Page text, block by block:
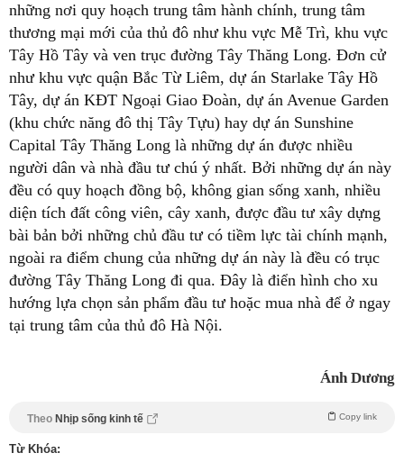
những nơi quy hoạch trung tâm hành chính, trung tâm
thương mại mới của thủ đô như khu vực Mễ Trì, khu vực
Tây Hồ Tây và ven trục đường Tây Thăng Long. Đơn cử
như khu vực quận Bắc Từ Liêm, dự án Starlake Tây Hồ
Tây, dự án KĐT Ngoại Giao Đoàn, dự án Avenue Garden
(khu chức năng đô thị Tây Tựu) hay dự án Sunshine
Capital Tây Thăng Long là những dự án được nhiều
người dân và nhà đầu tư chú ý nhất. Bởi những dự án này
đều có quy hoạch đồng bộ, không gian sống xanh, nhiều
diện tích đất công viên, cây xanh, được đầu tư xây dựng
bài bản bởi những chủ đầu tư có tiềm lực tài chính mạnh,
ngoài ra điểm chung của những dự án này là đều có trục
đường Tây Thăng Long đi qua. Đây là điển hình cho xu
hướng lựa chọn sản phẩm đầu tư hoặc mua nhà để ở ngay
tại trung tâm của thủ đô Hà Nội.
Ánh Dương
Theo Nhịp sống kinh tế Copy link
Từ Khóa: